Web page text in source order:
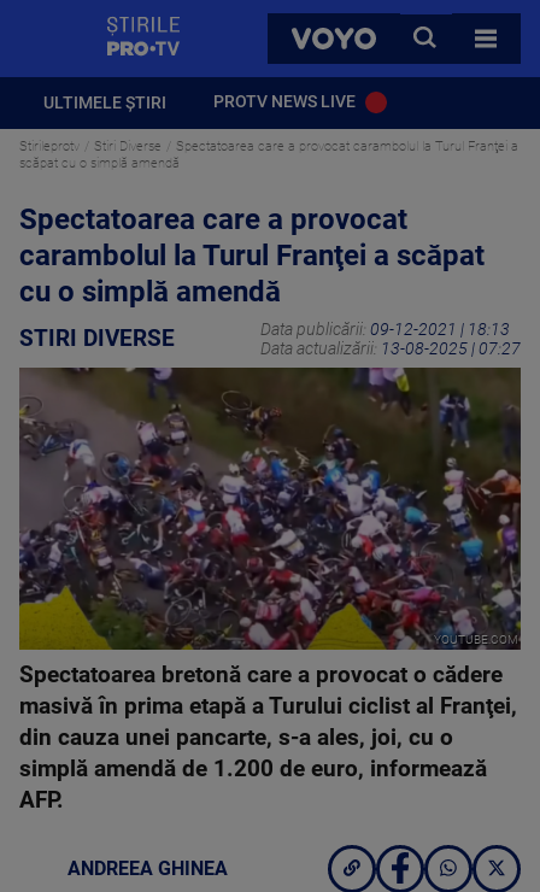
VOYO
CAUTA
TOATE
ULTIMELE ȘTIRI PROTV NEWS LIVE
Stirileprotv Stiri Diverse
Spectatoarea care a provocat carambolul la Turul Franţei a
scăpat cu o simplă amendă
Spectatoarea care a provocat
carambolul la Turul Franţei a scăpat
cu o simplă amendă
STIRI DIVERSE Data publicării: 09-12-2021 | 18:13
Data actualizării: 13-08-2025 | 07:27
YOUTUBE.COM
Spectatoarea bretonă care a provocat o cădere
masivă în prima etapă a Turului ciclist al Franţei,
din cauza unei pancarte, s-a ales, joi, cu o
simplă amendă de 1.200 de euro, informează
AFP.
ANDREEA GHINEA